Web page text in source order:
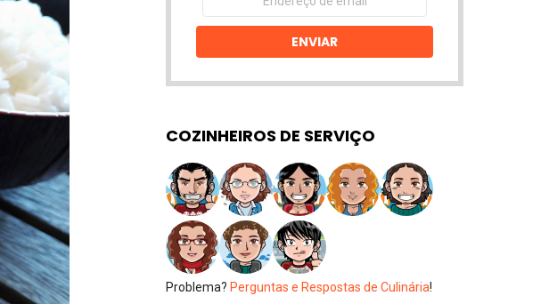
email
ENVIAR
COZINHEIROS DE SERVIÇO
Problema? Perguntas e Respostas de Culinária!